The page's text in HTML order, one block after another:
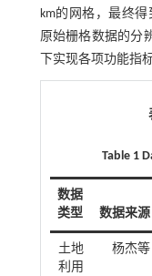
km的网格，最终
原始栅格数据的分
下实现各项功能指
Table 1
数据
类型
数据来源
土地
利用
杨杰等